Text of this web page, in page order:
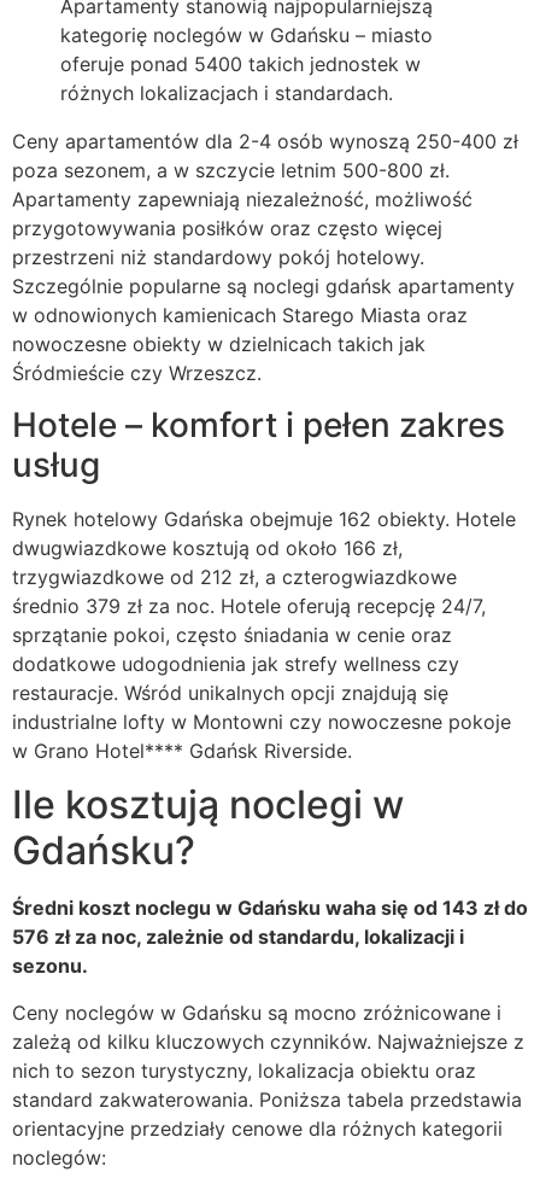
Apartamenty stanowią najpopularniejszą
kategorię noclegów w Gdańsku – miasto
oferuje ponad 5400 takich jednostek w
różnych lokalizacjach i standardach.
Ceny apartamentów dla 2-4 osób wynoszą 250-400 zł
poza sezonem, a w szczycie letnim 500-800 zł.
Apartamenty zapewniają niezależność, możliwość
przygotowywania posiłków oraz często więcej
przestrzeni niż standardowy pokój hotelowy.
Szczególnie popularne są noclegi gdańsk apartamenty
w odnowionych kamienicach Starego Miasta oraz
nowoczesne obiekty w dzielnicach takich jak
Śródmieście czy Wrzeszcz.
Hotele – komfort i pełen zakres
usług
Rynek hotelowy Gdańska obejmuje 162 obiekty. Hotele
dwugwiazdkowe kosztują od około 166 zł,
trzygwiazdkowe od 212 zł, a czterogwiazdkowe
średnio 379 zł za noc. Hotele oferują recepcję 24/7,
sprzątanie pokoi, często śniadania w cenie oraz
dodatkowe udogodnienia jak strefy wellness czy
restauracje. Wśród unikalnych opcji znajdują się
industrialne lofty w Montowni czy nowoczesne pokoje
w Grano Hotel**** Gdańsk Riverside.
Ile kosztują noclegi w
Gdańsku?
Średni koszt noclegu w Gdańsku waha się od 143 zł do
576 zł za noc, zależnie od standardu, lokalizacji i
sezonu.
Ceny noclegów w Gdańsku są mocno zróżnicowane i
zależą od kilku kluczowych czynników. Najważniejsze z
nich to sezon turystyczny, lokalizacja obiektu oraz
standard zakwaterowania. Poniższa tabela przedstawia
orientacyjne przedziały cenowe dla różnych kategorii
noclegów: